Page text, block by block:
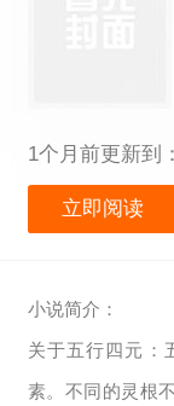
1个月前更新到：
立即阅读
小说简介：
关于五行四元：
素。不同的灵根